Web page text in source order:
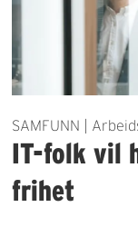
SAMFUNN |
IT-folk vil
frihet